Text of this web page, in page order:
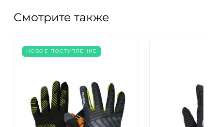
Смотрите также
НОВОЕ ПОСТУПЛЕНИЕ